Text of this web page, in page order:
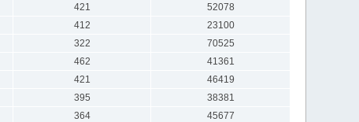
421
52078
412
23100
322
70525
462
41361
421
46419
395
38381
364
45677